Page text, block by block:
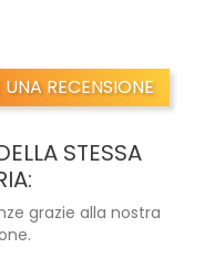
RECENSIONE
STESSA
grazie alla nostra